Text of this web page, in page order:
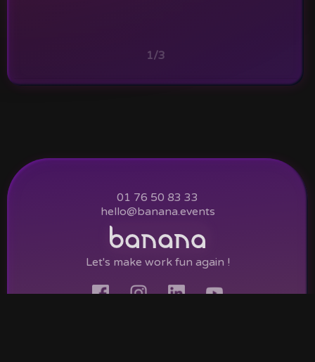
1/3
01 76 50 83 33
hello@banana.events
Let's make work fun again !